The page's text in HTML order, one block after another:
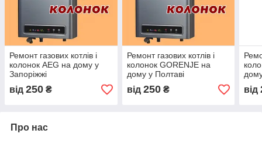
Ремонт газових котлів і
колонок AEG на дому у
Запоріжжі
від 250 ₴
Ремонт газових котлів і
колонок GORENJE на
дому у Полтаві
від 250₴ від
Про нас